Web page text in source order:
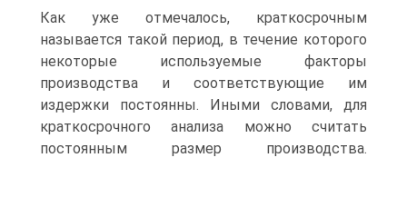
Как уже отмечалось, краткосрочным
называется такой период, в течение которого
некоторые используемые факторы
производства и соответствующие им
издержки постоянны. Иными словами, для
краткосрочного анализа можно считать
постоянным размер производства.